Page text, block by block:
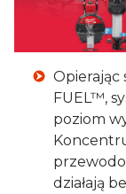
Opierając
FUEL™,
poziom
działają